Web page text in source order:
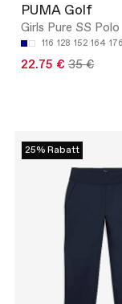
PUMA Golf
Girls Pure SS Polo
116 128 152 164 176
22.75 € 35 €
25% Rabatt